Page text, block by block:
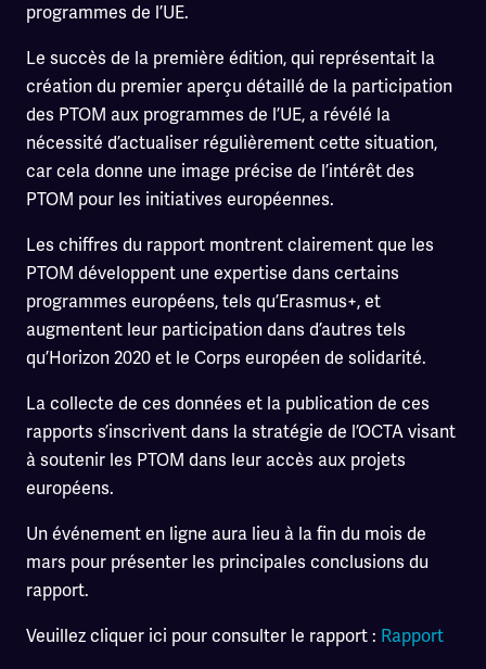
programmes de l’UE.
Le succès de la première édition, qui représentait la
création du premier aperçu détaillé de la participation
des PTOM aux programmes de l’UE, a révélé la
nécessité d’actualiser régulièrement cette situation,
car cela donne une image précise de l’intérêt des
PTOM pour les initiatives européennes.
Les chiffres du rapport montrent clairement que les
PTOM développent une expertise dans certains
programmes européens, tels qu’Erasmus+, et
augmentent leur participation dans d’autres tels
qu’Horizon 2020 et le Corps européen de solidarité.
La collecte de ces données et la publication de ces
rapports s’inscrivent dans la stratégie de l’OCTA visant
à soutenir les PTOM dans leur accès aux projets
européens.
Un événement en ligne aura lieu à la fin du mois de
mars pour présenter les principales conclusions du
rapport.
Veuillez cliquer ici pour consulter le rapport : Rapport